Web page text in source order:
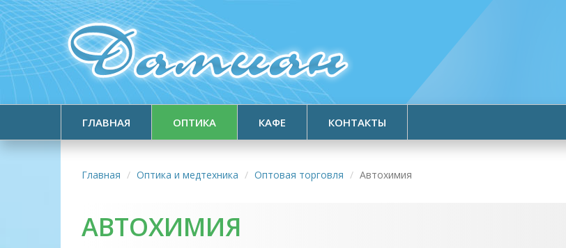
ГЛАВНАЯ ОПТИКА КАФЕ КОНТАКТЫ
Главная Оптика и медтехника Оптовая торговля Автохимия
АВТОХИМИЯ